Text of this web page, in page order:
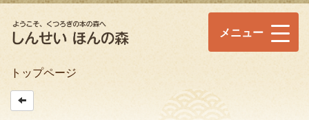
メニュー
トップページ